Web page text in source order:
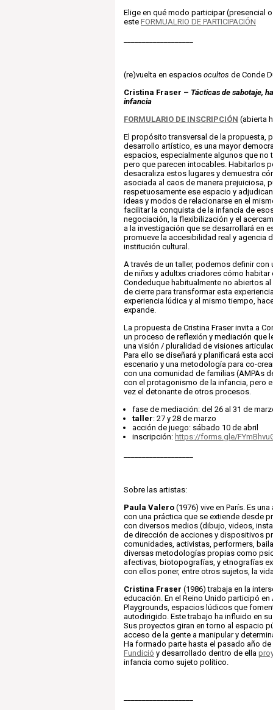
Elige en qué modo participar (presencial
este FORMUALRIO DE PARTICIPACIÓN
(re)vuelta en espacios ocultos de Conde
Cristina Fraser – Tácticas de sabotaje,
infancia
FORMULARIO DE INSCRIPCIÓN (abierta
El propósito transversal de la propuesta,
desarrollo artístico, es una mayor
espacios, especialmente algunos que no
pero que parecen intocables. Habitarlos
desacraliza estos lugares y demuestra
asociada al caos de manera prejuiciosa,
respetuosamente ese espacio y
ideas y modos de relacionarse en el
facilitar la conquista de la infancia de
negociación, la flexibilización y el
a la investigación que se desarrollará en
promueve la accesibilidad real y agencia
institución cultural.
A través de un taller, podemos definir con
de niñxs y adultxs criadores cómo
Condeduque habitualmente no abiertos
de cierre para transformar esta
experiencia lúdica y al mismo tiempo,
expande.
La propuesta de Cristina Fraser invita a
un proceso de reflexión y mediación que
una visión / pluralidad de visiones
Para ello se diseñará y planificará esta
escenario y una metodología para co-
con una comunidad de familias (AMPAs
con el protagonismo de la infancia, pero
vez el detonante de otros procesos.
fase de mediación: del 26 al 31 de
taller: 27 y 28 de marzo
acción de juego: sábado 10 de abril
inscripción: https://forms.gle/
Sobre las artistas:
Paula Valero (1976) vive en París. Es
con una práctica que se extiende desde
con diversos medios (dibujo, videos,
de dirección de acciones y dispositivos
comunidades, activistas, performers,
diversas metodologías propias como
afectivas, biotopografías, y etnografías
con ellos poner, entre otros sujetos, la
Cristina Fraser (1986) trabaja en la
educación. En el Reino Unido participó en
Playgrounds, espacios lúdicos que
autodirigido. Este trabajo ha influido en
Sus proyectos giran en torno al espacio
acceso de la gente a manipular y
Ha formado parte hasta el pasado año
Fundició y desarrollado dentro de ella
infancia como sujeto político.